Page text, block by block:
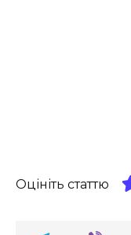
Оцініть статтю